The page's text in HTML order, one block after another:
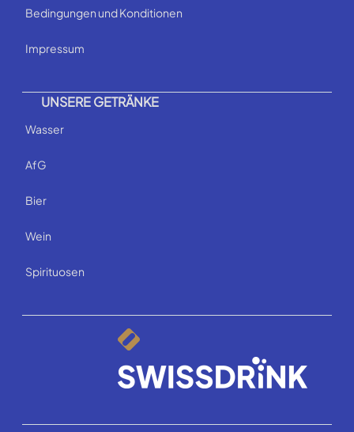
Bedingungen und Konditionen
Impressum
UNSERE GETRÄNKE
Wasser
AfG
Bier
Wein
Spirituosen